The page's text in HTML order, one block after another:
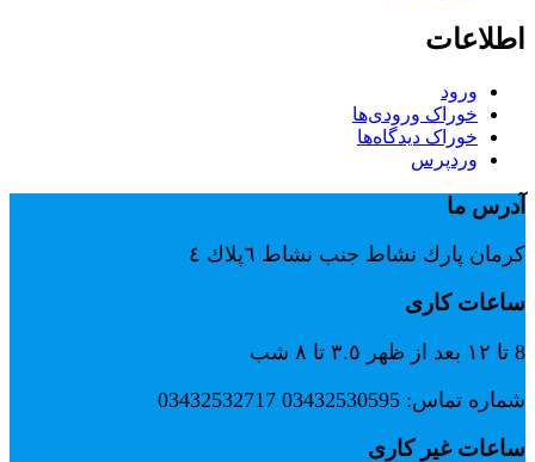
اطلاعات
ورود
خوراک ورودی‌ها
خوراک دیدگاه‌ها
وردپرس
آدرس ما
كرمان پارك نشاط جنب نشاط ٦پلاك ٤
ساعات کاری
8 تا ١٢ بعد از ظهر ٣.٥ تا ٨ شب
شماره تماس: 03432530595 03432532717
ساعات غیر کاری